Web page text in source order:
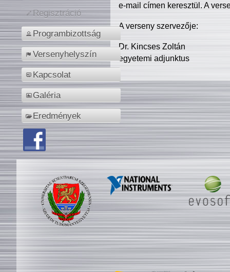
Regisztráció
Programbizottság
Versenyhelyszín
Kapcsolat
Galéria
Eredmények
e-mail címen keresztül. A
A verseny szervezője:
Dr. Kincses Zoltán
egyetemi adjunktus